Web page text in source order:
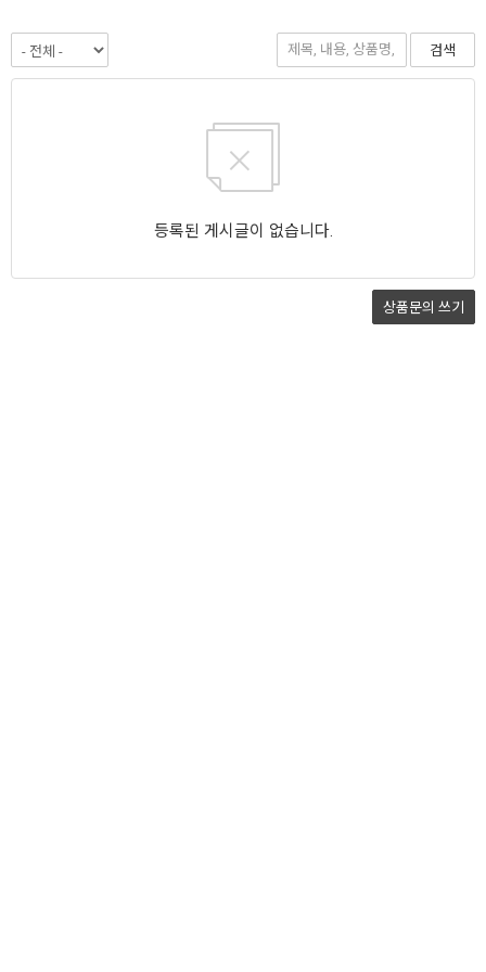
검색
등록된 게시글이 없습니다.
상품문의 쓰기